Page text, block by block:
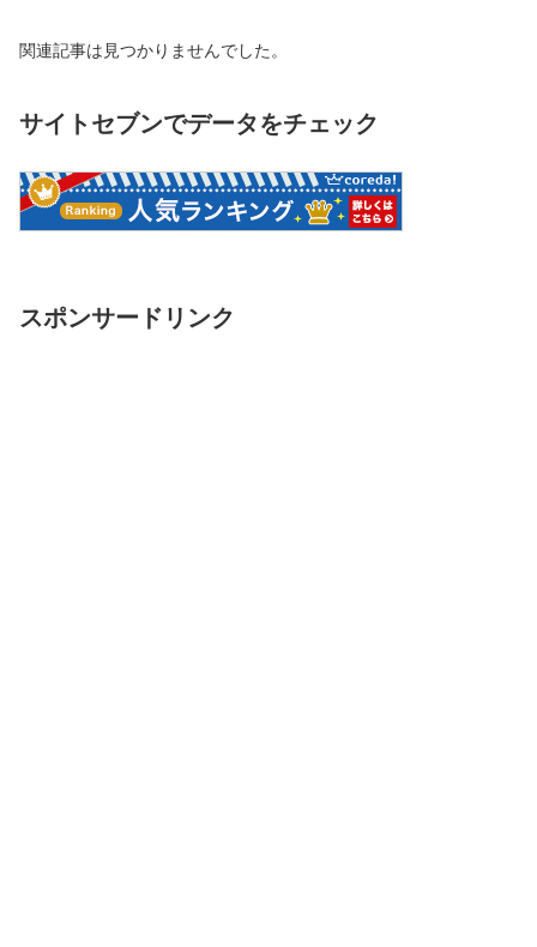
関連記事は見つかりませんでした。
サイトセブンでデータをチェック
スポンサードリンク